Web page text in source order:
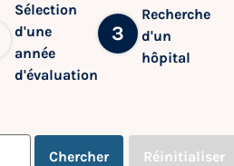
Sélection
d'une
année
d'évaluation
3
Recherche
d'un
hôpital
Chercher Réinitialiser